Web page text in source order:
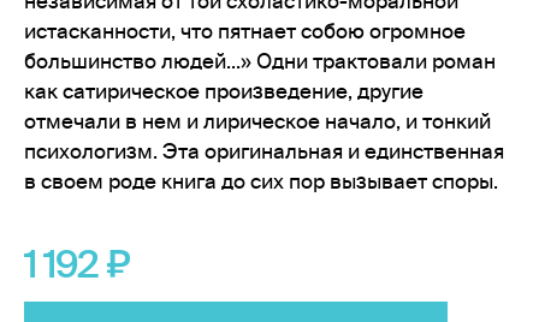
истасканности, что пятнает собою огромное
большинство людей...» Одни трактовали роман
как сатирическое произведение, другие
отмечали в нем и лирическое начало, и тонкий
психологизм. Эта оригинальная и единственная
в своем роде книга до сих пор вызывает споры.
1 192